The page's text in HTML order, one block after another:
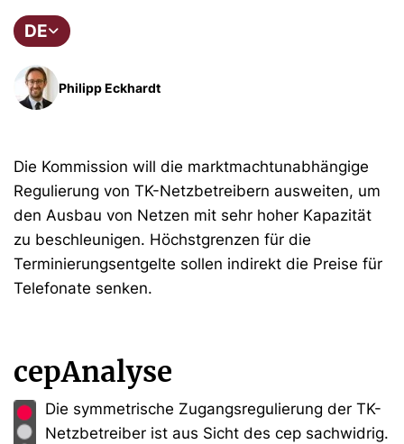
DE
Philipp Eckhardt
Die Kommission will die marktmachtunabhängige
Regulierung von TK-Netzbetreibern ausweiten, um
den Ausbau von Netzen mit sehr hoher Kapazität
zu beschleunigen. Höchstgrenzen für die
Terminierungsentgelte sollen indirekt die Preise für
Telefonate senken.
cepAnalyse
Die symmetrische Zugangsregulierung der TK-
Netzbetreiber ist aus Sicht des cep sachwidrig.